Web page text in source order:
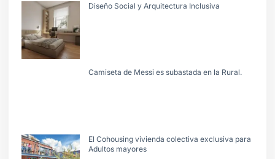
Diseño Social y Arquitectura Inclusiva
Camiseta de Messi es subastada en la Rural.
El Cohousing vivienda colectiva exclusiva para
Adultos mayores